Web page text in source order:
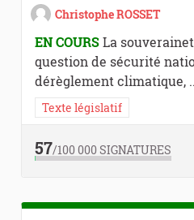
Christophe ROSSET
EN COURSLa
question de sécurité
dérèglement climatique,
Texte législatif
57/100 000SIGNATURES